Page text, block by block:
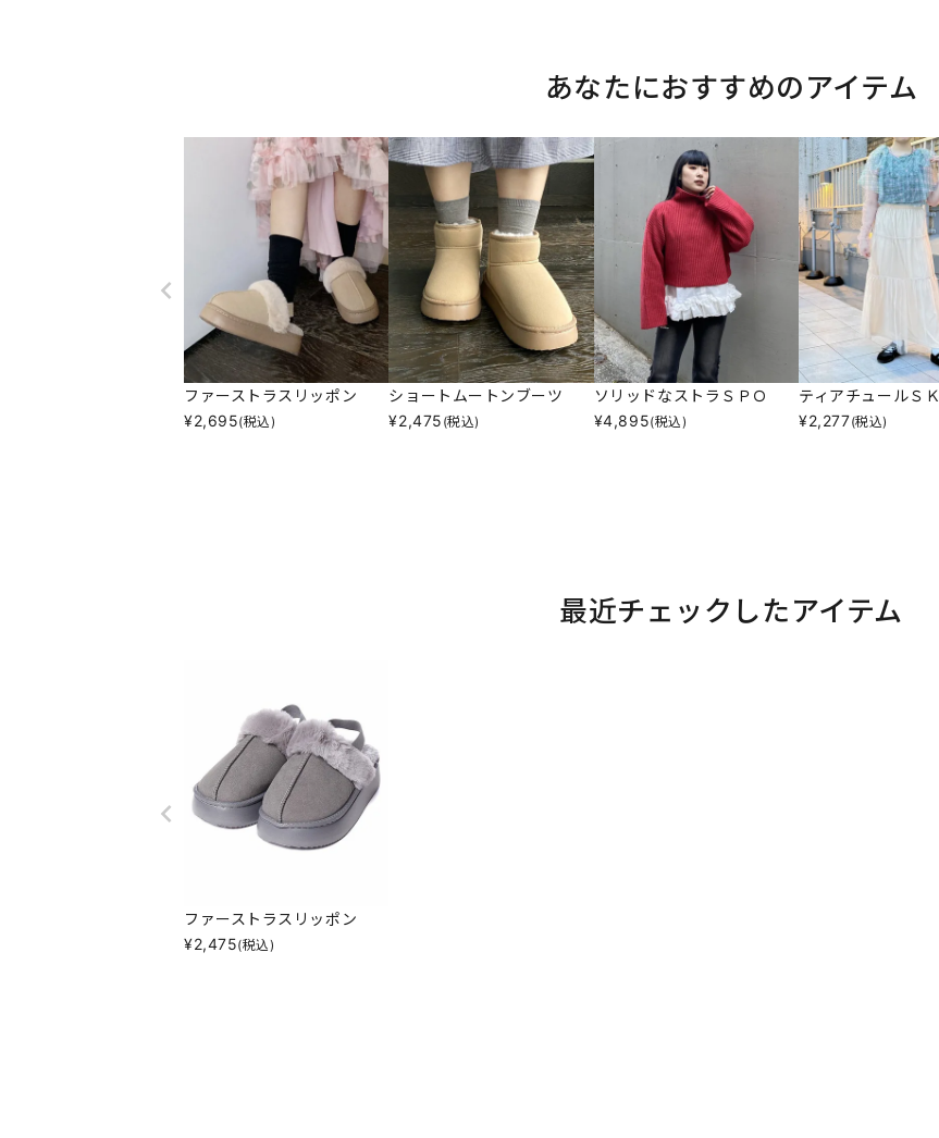
あなたにおすすめのアイテム
ファーストラスリッポン
¥2,695(税込)
ショートムートンブーツ
¥2,475 (税込)
ソリッドなストラＳＰＯ
¥4,895(税込)
ティアチュールＳＫ
¥2,277(税込)
最近チェックしたアイテム
ファーストラスリッポン
¥2,475(税込)